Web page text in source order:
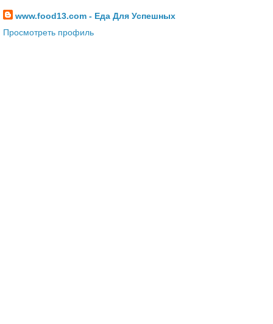
www.food13.com - Еда Для Успешных
Просмотреть профиль